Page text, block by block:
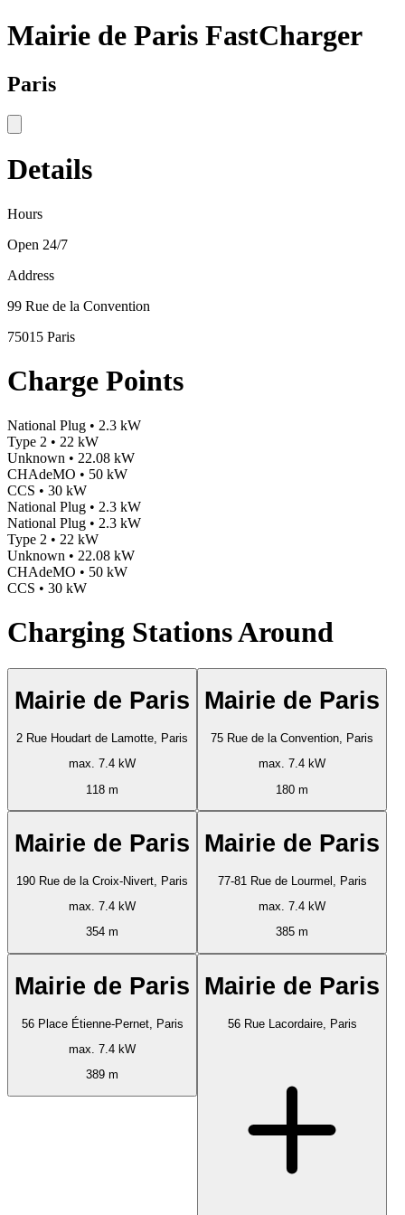
Mairie de Paris FastCharger
Paris
Details
Hours
Open 24/7
Address
99 Rue de la Convention
75015 Paris
Charge Points
National Plug • 2.3 kW
Type 2 • 22 kW
Unknown • 22.08 kW
CHAdeMO • 50 kW
CCS • 30 kW
National Plug • 2.3 kW
National Plug • 2.3 kW
Type 2 • 22 kW
Unknown • 22.08 kW
CHAdeMO • 50 kW
CCS • 30 kW
Charging Stations Around
Mairie de Paris
2 Rue Houdart de Lamotte, Paris
max. 7.4 kW
118 m
Mairie de Paris
75 Rue de la Convention, Paris
max. 7.4 kW
180 m
Mairie de Paris
190 Rue de la Croix-Nivert, Paris
max. 7.4 kW
354 m
Mairie de Paris
77-81 Rue de Lourmel, Paris
max. 7.4 kW
385 m
Mairie de Paris
56 Place Étienne-Pernet, Paris
max. 7.4 kW
389 m
Mairie de Paris
56 Rue Lacordaire, Paris